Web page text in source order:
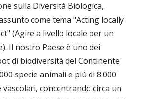
sulla Diversità Biologica,
come tema "Acting locally
(Agire a livello locale per un
Il nostro Paese è uno dei
di biodiversità del Continente:
specie animali e più di 8.000
vascolari, concentrando circa un